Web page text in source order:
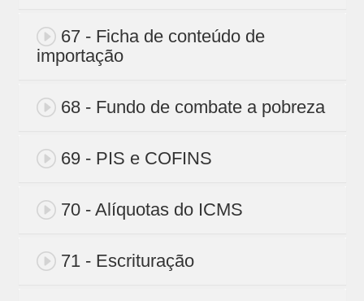
67 - Ficha de conteúdo de
importação
68 - Fundo de combate a pobreza
69 - PIS e COFINS
70 - Alíquotas do ICMS
71 - Escrituração